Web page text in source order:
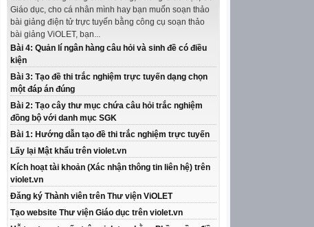
Giáo dục, cho cá nhân mình hay bạn muốn soạn thảo
bài giảng điện tử trực tuyến bằng công cụ soạn thảo
bài giảng ViOLET, bạn...
Bài 4: Quản lí ngân hàng câu hỏi và sinh đề có điều
kiện
Bài 3: Tạo đề thi trắc nghiệm trực tuyến dạng chọn
một đáp án đúng
Bài 2: Tạo cây thư mục chứa câu hỏi trắc nghiệm
đồng bộ với danh mục SGK
Bài 1: Hướng dẫn tạo đề thi trắc nghiệm trực tuyến
Lấy lại Mật khẩu trên violet.vn
Kích hoạt tài khoản (Xác nhận thông tin liên hệ) trên
violet.vn
Đăng ký Thành viên trên Thư viện ViOLET
Tạo website Thư viện Giáo dục trên violet.vn